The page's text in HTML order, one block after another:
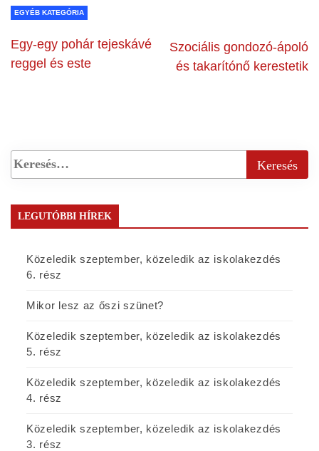
EGYÉB KATEGÓRIA
Egy-egy pohár tejeskávé
reggel és este
Szociális gondozó-ápoló
és takarítónő kerestetik
LEGUTÓBBI HÍREK
Közeledik szeptember, közeledik az iskolakezdés
6. rész
Mikor lesz az őszi szünet?
Közeledik szeptember, közeledik az iskolakezdés
5. rész
Közeledik szeptember, közeledik az iskolakezdés
4. rész
Közeledik szeptember, közeledik az iskolakezdés
3. rész